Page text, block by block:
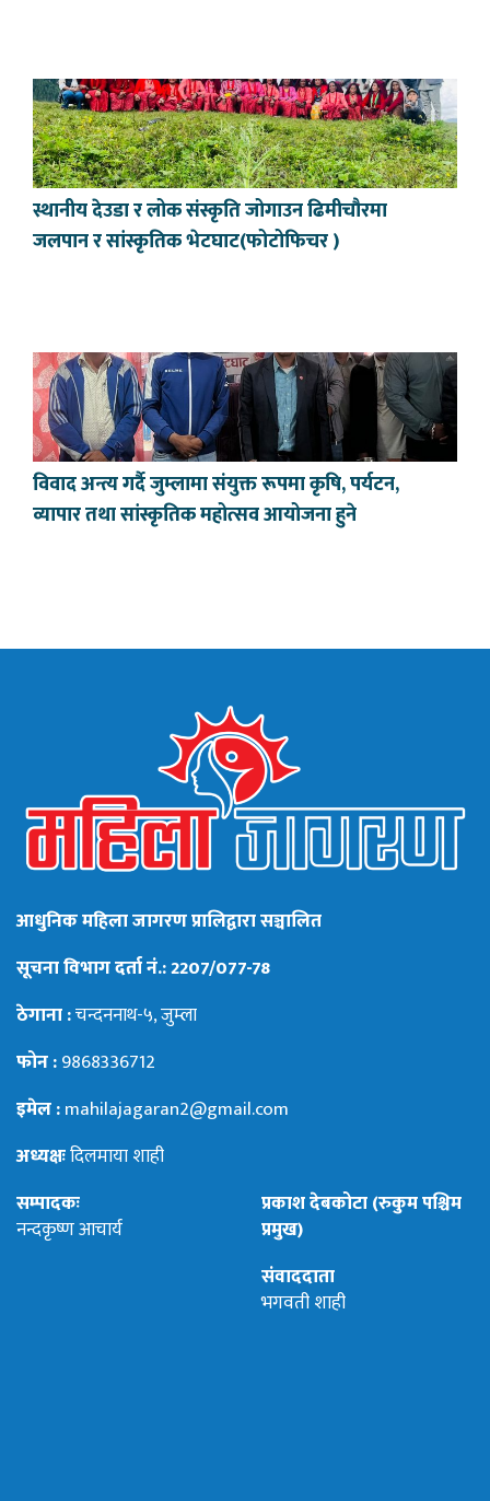
स्थानीय देउडा र लोक संस्कृति जोगाउन ढिमीचौरमा
जलपान र सांस्कृतिक भेटघाट(फोटोफिचर )
विवाद अन्त्य गर्दै जुम्लामा संयुक्त रूपमा कृषि, पर्यटन,
व्यापार तथा सांस्कृतिक महोत्सव आयोजना हुने
आधुनिक महिला जागरण प्रालिद्वारा सञ्चालित
सूचना विभाग दर्ता नं.: 2207/077-78
ठेगाना :चन्दननाथ-५, जुम्ला
फोन :9868336712
इमेल :mahilajagaran2@gmail.com
अध्यक्षःदिलमाया शाही
सम्पादकः
नन्दकृष्ण आचार्य
प्रकाश देबकोटा (रुकुम पश्चिम
प्रमुख)
संवाददाता
भगवती शाही